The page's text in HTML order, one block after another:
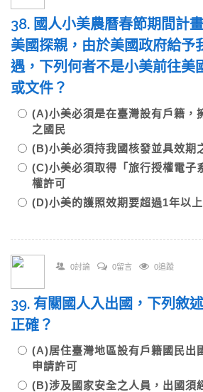
38. 國人小美農曆春節期間計
美國探親，由於美國政府給予
遇，下列何者不是小美前往美
或文件？
(A)小美必須是在臺灣設有戶籍，
之國民
(B)小美必須持我國核發並具效
(C)小美必須取得「旅行授權電子
權許可
(D)小美的護照效期要超過1年以上
0討論 0留言 0追蹤
39. 有關國人入出國，下列敘
正確？
(A)居住臺灣地區設有戶籍國民出
申請許可
(B)涉及國家安全之人員，出國